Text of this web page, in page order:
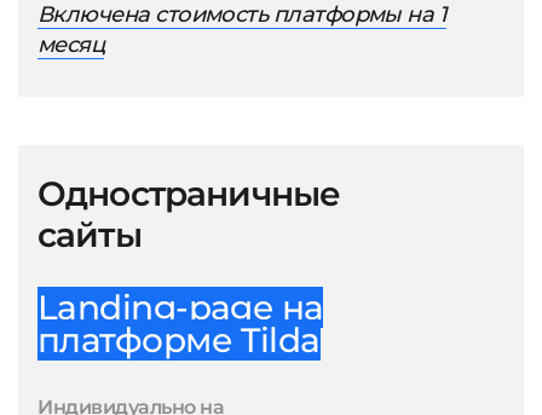
Включена стоимость платформы на 1
месяц
Одностраничные
сайты
Landing-page на
платформе Tilda
Индивидуально на